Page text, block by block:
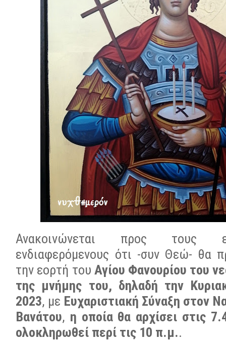
Ανακοινώνεται προς τους
ενδιαφερόμενους ότι -συν Θεώ- θα
την εορτή του Αγίου Φανουρίου του
της μνήμης του, δηλαδή την
2023, με Ευχαριστιακή Σύναξη στον
Βανάτου, η οποία θα αρχίσει στις
ολοκληρωθεί περί τις 10 π.μ..